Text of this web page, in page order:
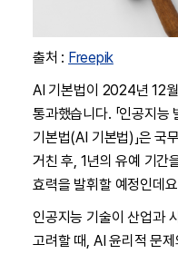
출처 : Freepik
AI 기본법이 2024년 12
통과했습니다. 「인공지
기본법(AI 기본법)」은 국
거친 후, 1년의 유예 기간
효력을 발휘할 예정인데
인공지능 기술이 산업과
고려할 때, AI 윤리적 문